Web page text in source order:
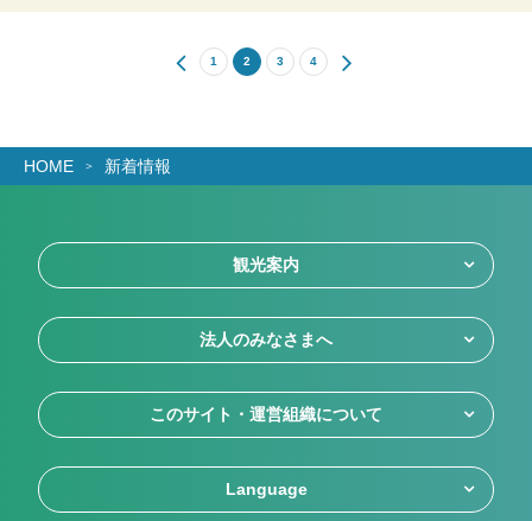
1 2 3 4
HOME 新着情報
観光案内
法人のみなさまへ
このサイト・運営組織について
Language